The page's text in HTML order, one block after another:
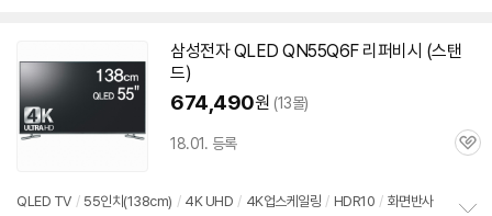
삼성전자 QLED QN55Q6F 리퍼비시 (스탠
드)
674,490원 (13몰)
18.01. 등록
관
QLED TV / 55인치 (138cm) / 4K UHD / 4K업스케일링 / HDR10 / 화면반사